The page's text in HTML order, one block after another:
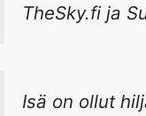
TheSky.fi ja
Isä on ollut